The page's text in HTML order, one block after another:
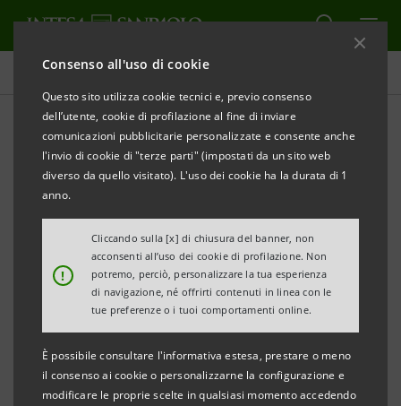
Consenso all'uso di cookie
Questo sito utilizza cookie tecnici e, previo consenso
dell’utente, cookie di profilazione al fine di inviare
comunicazioni pubblicitarie personalizzate e consente anche
l'invio di cookie di "terze parti" (impostati da un sito web
diverso da quello visitato). L'uso dei cookie ha la durata di 1
anno.
!
Cliccando sulla [x] di chiusura del banner, non
acconsenti all’uso dei cookie di profilazione. Non
potremo, perciò, personalizzare la tua esperienza
di navigazione, né offrirti contenuti in linea con le
tue preferenze o i tuoi comportamenti online.
È possibile consultare l'informativa estesa, prestare o meno
il consenso ai cookie o personalizzarne la configurazione e
modificare le proprie scelte in qualsiasi momento accedendo
Tutti gli eventi sostenuti dalla banca
EDUCAZIONE
Museo del Risparmio - Il
mio posto nel mondo